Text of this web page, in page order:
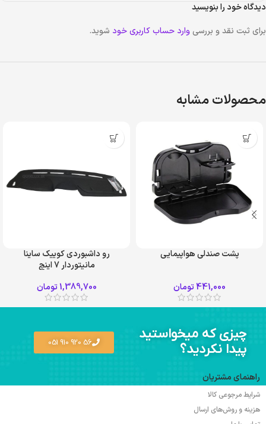
دیدگاه خود را بنویسید
برای ثبت نقد و بررسی وارد حساب کاربری خود شوید.
محصولات مشابه
پشت صندلی هواپیمایی
441,000تومان
رو داشبوردی کوییک ساینا
مانیتوردار 7 اینچ
1,389,700تومان
چیزی که میخواستید
پیدا نکردید؟
56 920 910 051
راهنمای مشتریان
شرایط مرجوعی کالا
هزینه و روش‌های ارسال